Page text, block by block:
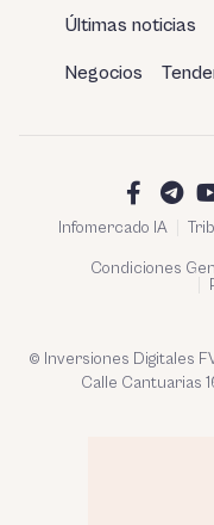
Últimas noticias
Negocios
Infomercado IA
Condiciones
© Inversiones Digitales
Calle Cantuarias